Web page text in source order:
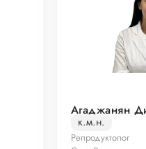
Агаджанян
к.м.н.
Репродуктолог